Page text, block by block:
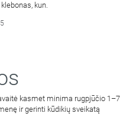
kun.
kasmet minima rugpjūčio
ir gerinti kūdikių sveikatą